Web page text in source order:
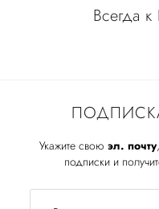
Укажите свою эл. почту
подписки и
Всегда